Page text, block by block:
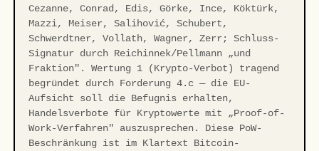
Cezanne, Conrad, Edis, Görke, Ince, Köktürk,
Mazzi, Meiser, Salihović, Schubert,
Schwerdtner, Vollath, Wagner, Zerr; Schluss-
Signatur durch Reichinnek/Pellmann „und
Fraktion". Wertung 1 (Krypto-Verbot) tragend
begründet durch Forderung 4.c — die EU-
Aufsicht soll die Befugnis erhalten,
Handelsverbote für Kryptowerte mit „Proof-of-
Work-Verfahren" auszusprechen. Diese PoW-
Beschränkung ist im Klartext Bitcoin-